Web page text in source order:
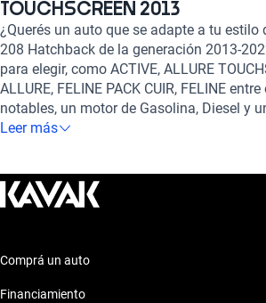
TOUCHSCREEN 2013
¿Querés un auto que se adapte a tu estilo
208 Hatchback de la generación 2013-
para elegir, como ACTIVE, ALLURE
ALLURE, FELINE PACK CUIR, FELINE
notables, un motor de Gasolina, Diesel y
1.6, 1.5 litros de capacidad, y la posibilidad
Leer más
Comprá un auto
Financiamiento